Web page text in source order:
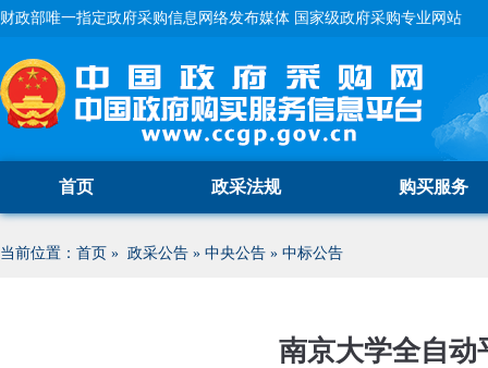
财政部唯一指定政府采购信息网络发布媒体 国家级政府采购专业网站
首页 政采法规 购买服务
当前位置： 首页 » 政采公告 » 中央公告 » 中标公告
南京大学全自动